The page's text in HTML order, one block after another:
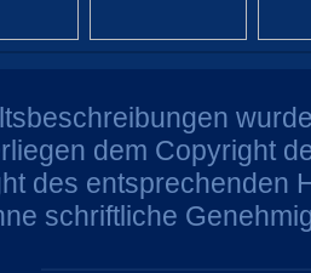
dem Copyright
des entsprechenden
schriftliche